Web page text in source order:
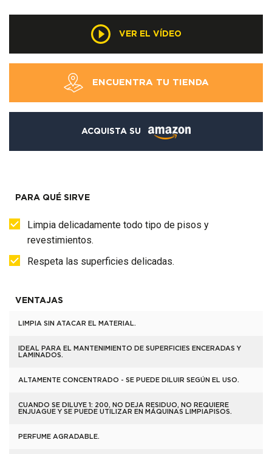
VER EL VÍDEO
ENCUENTRA TU TIENDA
ACQUISTA SU
PARA QUÉ SIRVE
Limpia delicadamente todo tipo de pisos y
revestimientos.
Respeta las superficies delicadas.
VENTAJAS
LIMPIA SIN ATACAR EL MATERIAL.
IDEAL PARA EL MANTENIMIENTO DE SUPERFICIES ENCERADAS Y
LAMINADOS.
ALTAMENTE CONCENTRADO - SE PUEDE DILUIR SEGÚN EL USO.
CUANDO SE DILUYE 1: 200, NO DEJA RESIDUO, NO REQUIERE
ENJUAGUE Y SE PUEDE UTILIZAR EN MÁQUINAS LIMPIAPISOS.
PERFUME AGRADABLE.